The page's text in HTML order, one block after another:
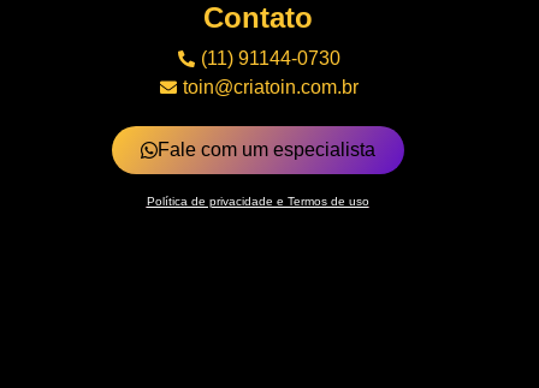
Contato
(11) 91144-0730
toin@criatoin.com.br
Fale com um especialista
Política de privacidade e Termos de uso